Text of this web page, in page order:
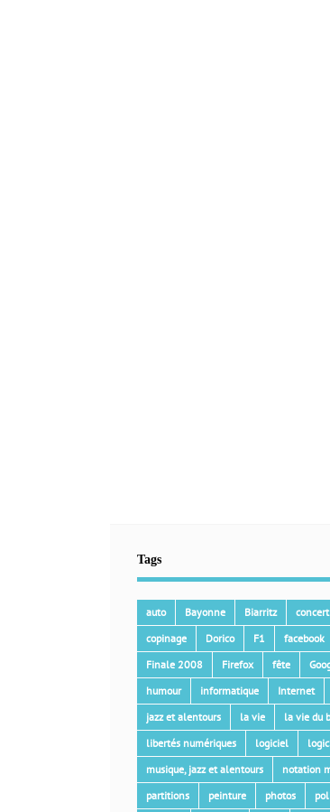
Tags
auto Bayonne Biarritz concert
copinage
Dorico F1 facebook
Finale 2008
Firefox fête
humour
informatique Internet
jazz et alentours
la vie
la vie du
libertés numériques
logiciel
musique, jazz et alentours
notation
partitions
peinture photos